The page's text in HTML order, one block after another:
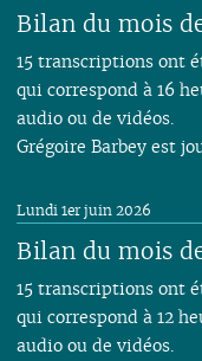
Bilan du mois
15 transcriptions ont
qui correspond à 16
audio ou de vidéos.
Grégoire Barbey est
Bilan du mois
Lundi 1er juin 2026
15 transcriptions ont
qui correspond à 12
audio ou de vidéos.